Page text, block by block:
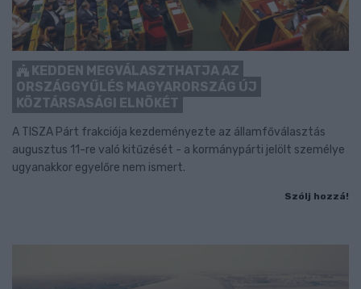
KEDDEN MEGVÁLASZTHATJA AZ
ORSZÁGGYŰLÉS MAGYARORSZÁG ÚJ
KÖZTÁRSASÁGI ELNÖKÉT
A TISZA Párt frakciója kezdeményezte az államfőválasztás
augusztus 11-re való kitűzését - a kormánypárti jelölt személye
ugyanakkor egyelőre nem ismert.
Szólj hozzá!